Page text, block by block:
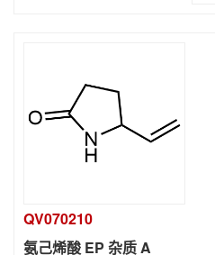
QV070210
氨己烯酸 EP 杂质 A